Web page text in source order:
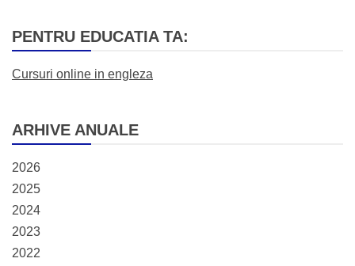
PENTRU EDUCATIA TA:
Cursuri online in engleza
ARHIVE ANUALE
2026
2025
2024
2023
2022